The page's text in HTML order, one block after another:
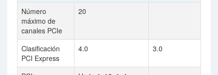
Número
máximo de
canales PCIe
20
Clasificación
PCI Express
4.0 3.0